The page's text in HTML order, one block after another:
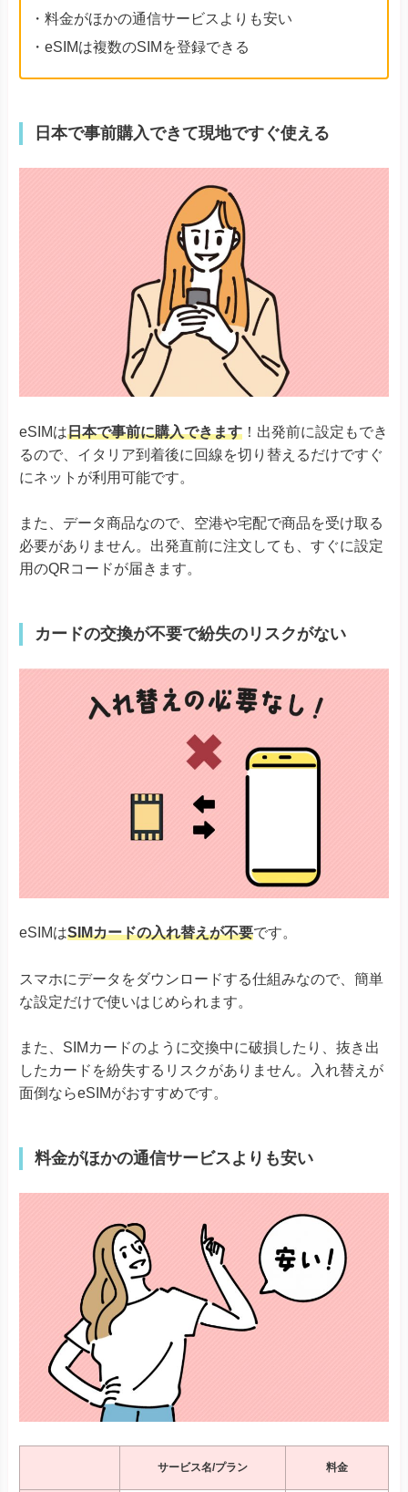
・料金がほかの通信サービスよりも安い
・eSIMは複数のSIMを登録できる
日本で事前購入できて現地ですぐ使える
eSIMは日本で事前に購入できます ！出発前に設定もでき
るので、イタリア到着後に回線を切り替えるだけですぐ
にネットが利用可能です。
また、データ商品なので、空港や宅配で商品を受け取る
必要がありません。出発直前に注文しても、すぐに設定
用のQRコードが届きます。
カードの交換が不要で紛失のリスクがない
eSIMはSIMカードの入れ替えが不要です。
スマホにデータをダウンロードする仕組みなので、簡単
な設定だけで使いはじめられます。
また、SIMカードのように交換中に破損したり、抜き出
したカードを紛失するリスクがありません。入れ替えが
面倒ならeSIMがおすすめです。
料金がほかの通信サービスよりも安い
サービス名/プラン 料金